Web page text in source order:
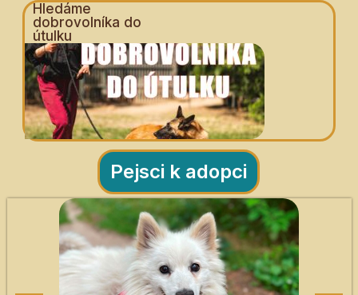
Hledáme
dobrovolníka do
útulku
Pejsci k adopci